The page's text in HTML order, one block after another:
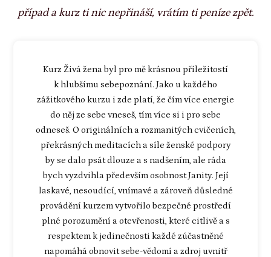
případ a kurz ti nic nepřináší, vrátím ti peníze zpět.
Kurz Živá žena byl pro mě krásnou příležitostí
k hlubšímu sebepoznání. Jako u každého
zážitkového kurzu i zde platí, že čím více energie
do něj ze sebe vneseš, tím více si i pro sebe
odneseš. O originálních a rozmanitých cvičeních,
překrásných meditacích a síle ženské podpory
by se dalo psát dlouze a s nadšením, ale ráda
bych vyzdvihla především osobnost Janity. Její
laskavé, nesoudící, vnímavé a zároveň důsledné
provádění kurzem vytvořilo bezpečné prostředí
plné porozumění a otevřenosti, které citlivě a s
respektem k jedinečnosti každé zúčastněné
napomáhá obnovit sebe-vědomí a zdroj uvnitř